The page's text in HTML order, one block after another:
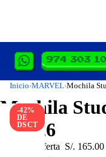
Inicio›MARVEL›Mochila
-42%
DE
DSCT
Mochila
BTS26
Precio de oferta S/.